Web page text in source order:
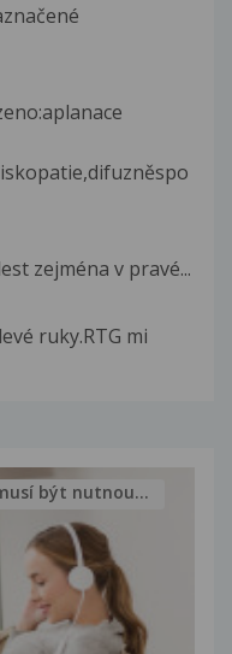
zejména v pravé...
ruky.RTG mi
být nutnou...